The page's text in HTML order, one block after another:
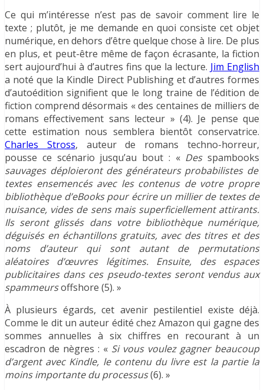
Ce qui m’intéresse n’est pas de savoir comment lire le
texte ; plutôt, je me demande en quoi consiste cet objet
numérique, en dehors d’être quelque chose à lire. De plus
en plus, et peut-être même de façon écrasante, la fiction
sert aujourd’hui à d’autres fins que la lecture. Jim English
a noté que la Kindle Direct Publishing et d’autres formes
d’autoédition signifient que le long traine de l’édition de
fiction comprend désormais « des centaines de milliers de
romans effectivement sans lecteur » (4). Je pense que
cette estimation nous semblera bientôt conservatrice.
Charles Stross, auteur de romans techno-horreur,
pousse ce scénario jusqu’au bout : « Des spambooks
sauvages déploieront des générateurs probabilistes de
textes ensemencés avec les contenus de votre propre
bibliothèque d’eBooks pour écrire un millier de textes de
nuisance, vides de sens mais superficiellement attirants.
Ils seront glissés dans votre bibliothèque numérique,
déguisés en échantillons gratuits, avec des titres et des
noms d’auteur qui sont autant de permutations
aléatoires d’œuvres légitimes. Ensuite, des espaces
publicitaires dans ces pseudo-textes seront vendus aux
spammeursoffshore (5). »
À plusieurs égards, cet avenir pestilentiel existe déjà.
Comme le dit un auteur édité chez Amazon qui gagne des
sommes annuelles à six chiffres en recourant à un
escadron de nègres : « Si vous voulez gagner beaucoup
d’argent avec Kindle, le contenu du livre est la partie la
moins importante du processus(6). »